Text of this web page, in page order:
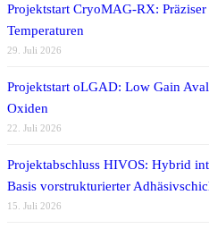
Projektstart CryoMAG-RX:
Temperaturen
29. Juli 2026
Projektstart oLGAD: Low Gain
Oxiden
22. Juli 2026
Projektabschluss HIVOS: Hybrid
Basis vorstrukturierter
15. Juli 2026